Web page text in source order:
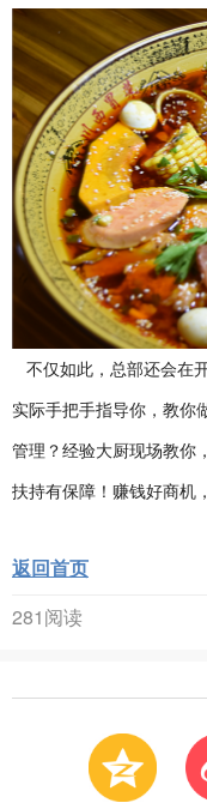
不仅如此，总部还会在
实际手把手指导你，教你
管理？经验大厨现场教你
扶持有保障！赚钱好商机
返回首页
281阅读